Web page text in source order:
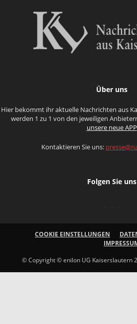
Über uns
Hier bekommt ihr aktuelle Nachrichten aus
werden 1 zu 1 von den jeweiligen
unsere neue APP
Kontaktieren Sie uns:
Folgen Sie uns
COOKIE EINSTELLUNGEN
© Copyright © enilon UG Kaiserslautern